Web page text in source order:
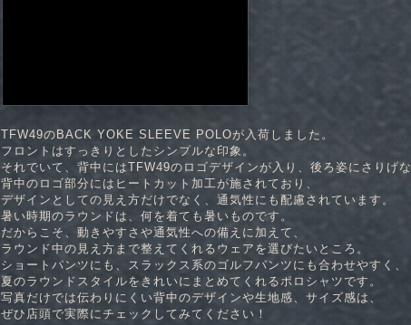
TFW49のBACK YOKE SLEEVE POLOが入荷しました。
フロントはすっきりとしたシンプルな印象。
それでいて、背中にはTFW49のロゴデザインが入り、後ろ姿にさりげ
背中のロゴ部分にはヒートカット加工が施されており、
デザインとしての見え方だけでなく、通気性にも配慮されています。
暑い時期のラウンドは、何を着ても暑いものです。
だからこそ、動きやすさや通気性への備えに加えて、
ラウンド中の見え方まで整えてくれるウェアを選びたいところ。
ショートパンツにも、スラックス系のゴルフパンツにも合わせやすく、
夏のラウンドスタイルをきれいにまとめてくれるポロシャツです。
写真だけでは伝わりにくい背中のデザインや生地感、サイズ感は、
ぜひ店頭で実際にチェックしてみてください！